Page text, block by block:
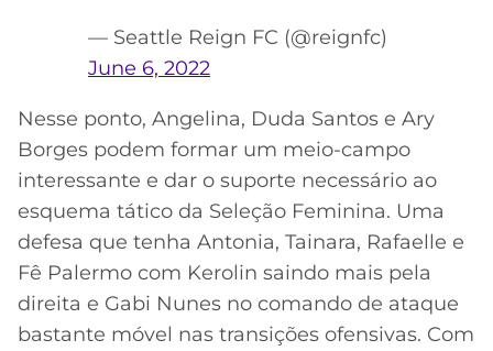
— Seattle Reign FC (@reignfc)
June 6, 2022
Nesse ponto, Angelina, Duda Santos e Ary
Borges podem formar um meio-campo
interessante e dar o suporte necessário ao
esquema tático da Seleção Feminina. Uma
defesa que tenha Antonia, Tainara, Rafaelle e
Fê Palermo com Kerolin saindo mais pela
direita e Gabi Nunes no comando de ataque
bastante móvel nas transições ofensivas. Com